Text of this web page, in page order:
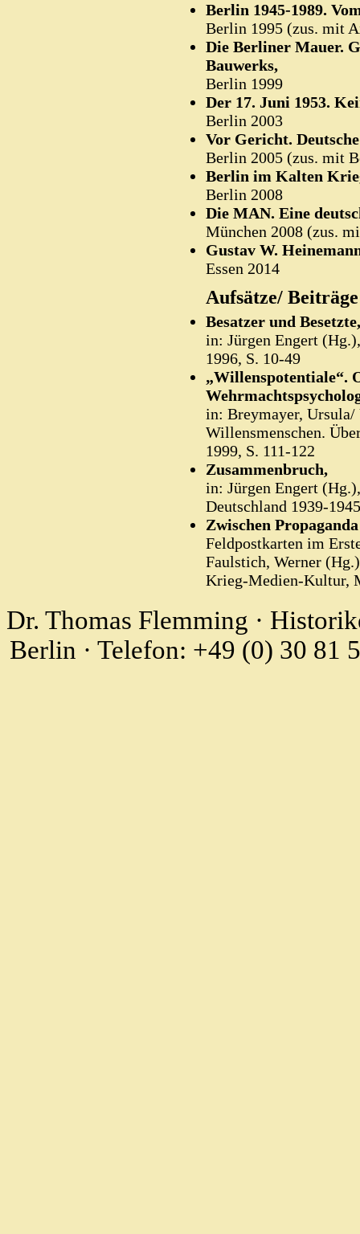
Berlin 1945-1989.
Berlin 1995 (zus. mit
Die Berliner Mauer.
Bauwerks,
Berlin 1999
Der 17. Juni 1953.
Berlin 2003
Vor Gericht.
Berlin 2005 (zus. mit
Berlin im Kalten
Berlin 2008
Die MAN. Eine
München 2008 (zus.
Gustav W.
Essen 2014
Aufsätze/
Besatzer und Besetzte,
in: Jürgen Engert
1996, S. 10-49
„Willenspotentiale“.
in: Breymayer,
Willensmenschen.
1999, S. 111-122
Zusammenbruch,
in: Jürgen Engert
Deutschland 1939-
Zwischen
Feldpostkarten im
Faulstich, Werner
Krieg-Medien-Kultur,
Dr. Thomas Flemming ·
Berlin · Telefon: +49 (0) 30 81